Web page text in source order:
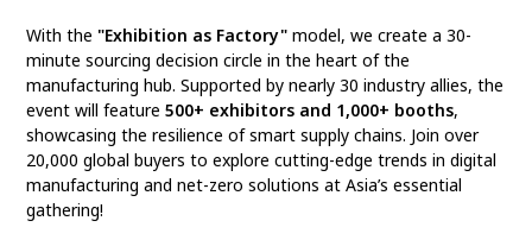
With the "Exhibition as Factory" model, we create a 30-
minute sourcing decision circle in the heart of the
manufacturing hub. Supported by nearly 30 industry allies, the
event will feature500+ exhibitors and 1,000+ booths,
showcasing the resilience of smart supply chains. Join over
20,000 global buyers to explore cutting-edge trends in digital
manufacturing and net-zero solutions at Asia’s essential
gathering!